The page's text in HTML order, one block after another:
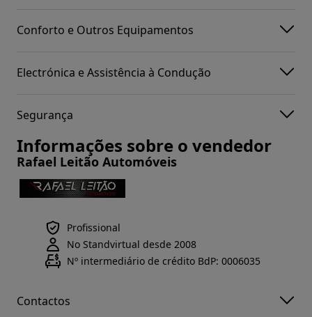
Conforto e Outros Equipamentos
Electrónica e Assistência à Condução
Segurança
Informações sobre o vendedor
Rafael Leitão Automóveis
Profissional
No Standvirtual desde 2008
Nº intermediário de crédito BdP: 0006035
Contactos